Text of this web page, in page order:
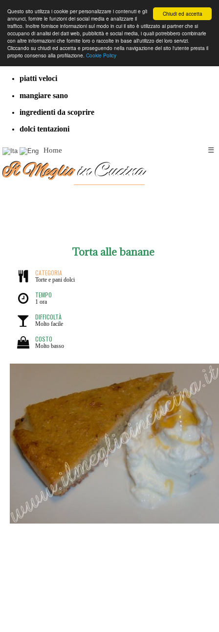
Chiudi ed accetta
Questo sito utilizza i cookie per personalizzare i contenuti e gli
annunci, fornire le funzioni dei social media e analizzare il
traffico. Inoltre fornisce informazioni sul modo in cui il sito è utilizzato ai partner che si
occupano di analisi dei dati web, pubblicità e social media, i quali potrebbero combinarle
con altre informazioni che fornite loro o raccolte in base all'utilizzo dei loro servizi.
Cliccando su chiudi ed accetta e proseguendo nella navigazione del sito l'utente presta il
proprio consenso alla profilazione. Cookie Policy
cucina dal mondo
ricette classiche
piatti veloci
mangiare sano
ingredienti da scoprire
dolci tentazioni
Home ☰
Il Meglioin Cucina
Torta alle banane
CATEGORIA
Torte e pani dolci
TEMPO
1 ora
DIFFICOLTÀ
Molto facile
COSTO
Molto basso